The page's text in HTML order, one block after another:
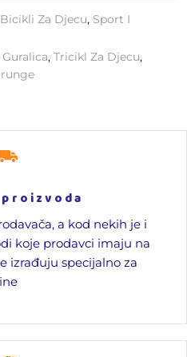
Bicikli Za Djecu, Sport I
, Tricikl Za Djecu,
a kod nekih je i
koje prodavci imaju na
izrađuju specijalno za